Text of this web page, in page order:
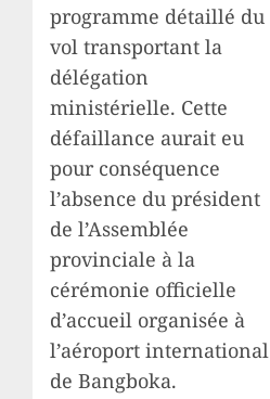
programme détaillé du
vol transportant la
délégation
ministérielle. Cette
défaillance aurait eu
pour conséquence
l’absence du président
de l’Assemblée
provinciale à la
cérémonie officielle
d’accueil organisée à
l’aéroport international
de Bangboka.